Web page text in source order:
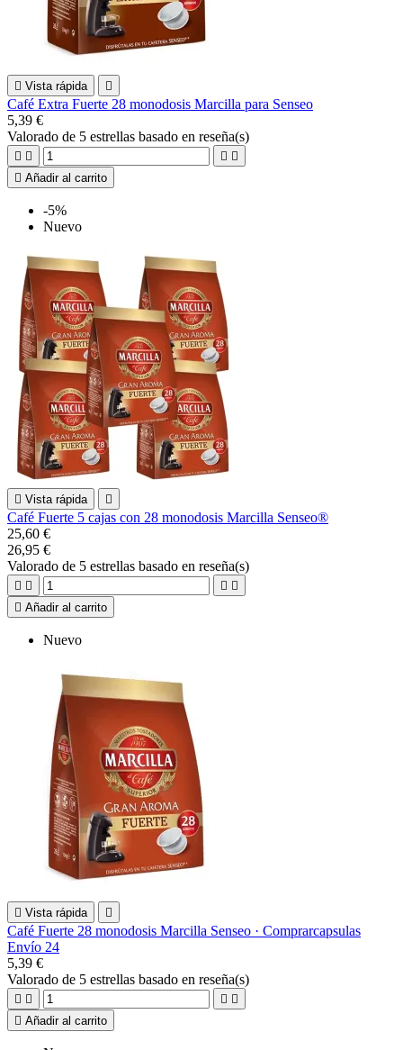
 Vista rápida 
Café Extra Fuerte 28 monodosis Marcilla para Senseo
5,39 €
Valorado de 5 estrellas basado en reseña(s)
   
 Añadir al carrito
-5%
Nuevo
 Vista rápida 
Café Fuerte 5 cajas con 28 monodosis Marcilla Senseo®
25,60 €
26,95 €
Valorado de 5 estrellas basado en reseña(s)
   
 Añadir al carrito
Nuevo
 Vista rápida 
Café Fuerte 28 monodosis Marcilla Senseo · Comprarcapsulas
Envío 24
5,39 €
Valorado de 5 estrellas basado en reseña(s)
   
 Añadir al carrito